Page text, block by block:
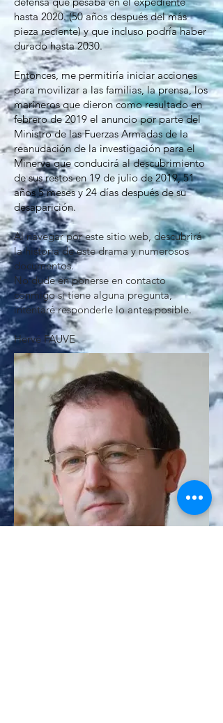
hasta 2020. (50 años después del más
pieza reciente) y que incluso podría haber
durado hasta 2030.
Entonces, me permitiría iniciar acciones
para movilizar a las familias, la prensa, los
marineros que dieron como resultado en
febrero de 2019 el anuncio por parte del
Ministro de las Fuerzas Armadas de la
reanudación de la investigación para el
Minerva que conducirá al descubrimiento
de sus restos en 19 de julio de 2019, 51
años 5 meses y 24 días después de su
desaparición.
Al navegar por este sitio web, descubrirá
la historia de este drama y numerosos
documentos.
No dude en ponerse en contacto
conmigo si tiene alguna pregunta,
intentaré responderle lo antes posible.
Hervé FAUVE